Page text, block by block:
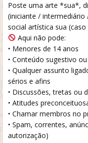
Poste uma arte *sua*,
(iniciante / intermediário
social artística sua (caso
Aqui não pode:
• Menores de 14 anos
• Conteúdo sugestivo
• Qualquer assunto
sérios e afins
• Discussões, tretas ou
• Atitudes
• Chamar membros no
• Spam, correntes,
autorização)